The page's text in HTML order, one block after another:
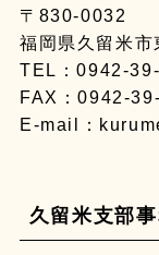
〒830-0032
福岡県久留米
TEL：0942-
FAX：0942-
E-mail：
久留米支部